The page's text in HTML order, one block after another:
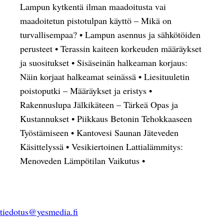
Lampun kytkentä ilman maadoitusta vai
maadoitetun pistotulpan käyttö – Mikä on
turvallisempaa? • Lampun asennus ja sähkötöiden
perusteet • Terassin kaiteen korkeuden määräykset
ja suositukset • Sisäseinän halkeaman korjaus:
Näin korjaat halkeamat seinässä • Liesituuletin
poistoputki – Määräykset ja eristys •
Rakennuslupa Jälkikäteen – Tärkeä Opas ja
Kustannukset • Piikkaus Betonin Tehokkaaseen
Työstämiseen • Kantovesi Saunan Jäteveden
Käsittelyssä • Vesikiertoinen Lattialämmitys:
Menoveden Lämpötilan Vaikutus •
tiedotus@yesmedia.fi